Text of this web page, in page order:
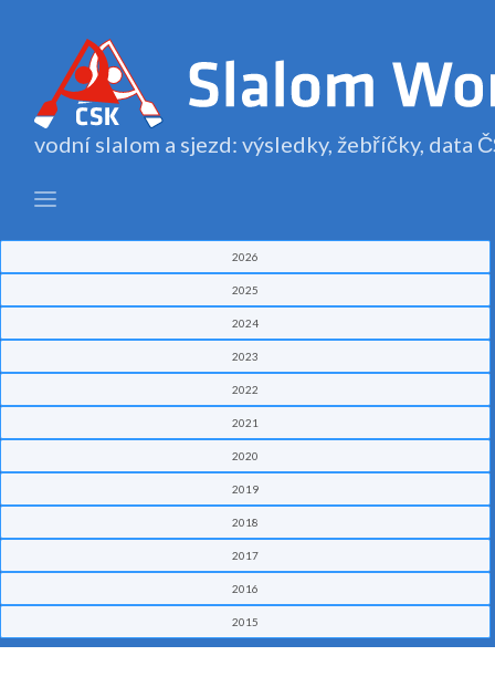
vodní slalom a sjezd: výsledky, žebříčky, data
2026
2025
2024
2023
2022
2021
2020
2019
2018
2017
2016
2015